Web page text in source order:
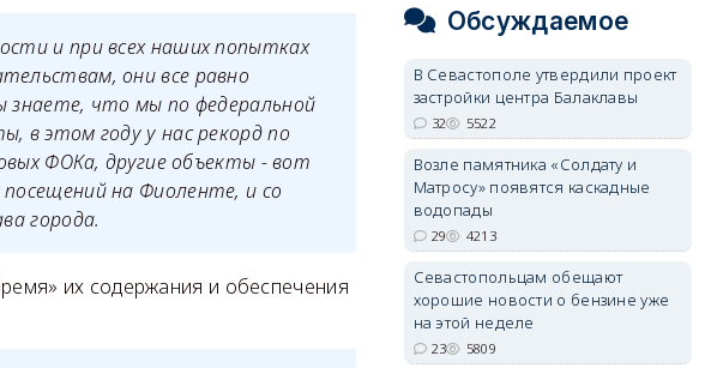
и при всех наших попытках
они все равно
что мы по федеральной
в этом году у нас рекорд по
ФОКа, другие объекты - вот
на Фиоленте, и со
города.
их содержания и обеспечения
Обсуждаемое
В Севастополе утвердили проект
застройки центра Балаклавы
32 5522
Возле памятника «Солдату и
Матросу» появятся каскадные
водопады
29 4213
Севастопольцам обещают
хорошие новости о бензине уже
на этой неделе
23 5809